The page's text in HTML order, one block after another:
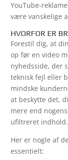
YouTube-
være vanskelige
HVORFOR ER
Forestil dig, at
op før en video
nyhedsside, der
teknisk fejl eller
mindske
at beskytte det,
mere end
ufiltreret indhold.
Her er nogle af
essentielt: